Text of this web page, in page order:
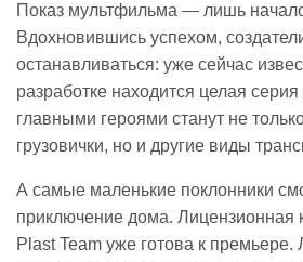
Показ мультфильма — лишь
Вдохновившись успехом,
останавливаться: уже сейчас
разработке находится целая
главными героями станут не
грузовички, но и другие виды
А самые маленькие поклонники
приключение дома. Лицензионная
Plast Team уже готова к премьере.